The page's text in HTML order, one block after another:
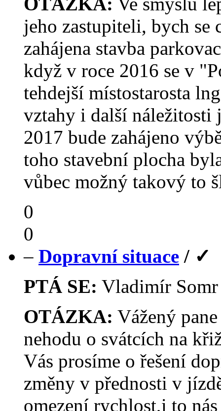
jeho zastupiteli, bych se
zahájena stavba
když v roce 2016 se v
tehdejší místostarosta
vztahy i další náležitosti
2017 bude zahájeno
toho stavební plocha
vůbec možný takový to
0
0
– Dopravní situace / ✓
PTÁ SE: Vladimír
OTÁZKA: Vážený
nehodu o svátcích na
Vás prosíme o řešení
změny v přednosti v
omezení rychlost,i to